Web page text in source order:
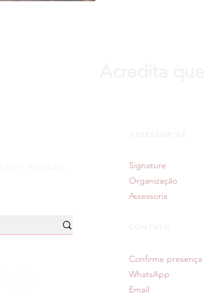
Signature
Organização
Assessoria
Confirme presença
WhatsApp
Email